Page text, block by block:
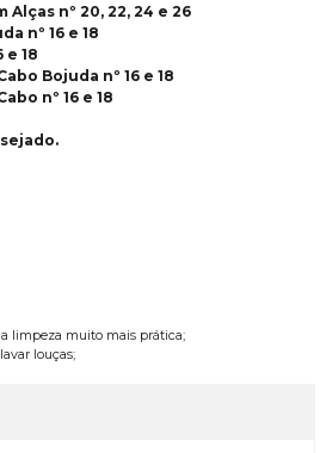
Alças nº 20, 22, 24 e 26
nº 16 e 18
e 18
Bojuda nº 16 e 18
nº 16 e 18
limpeza muito mais prática;
louças;